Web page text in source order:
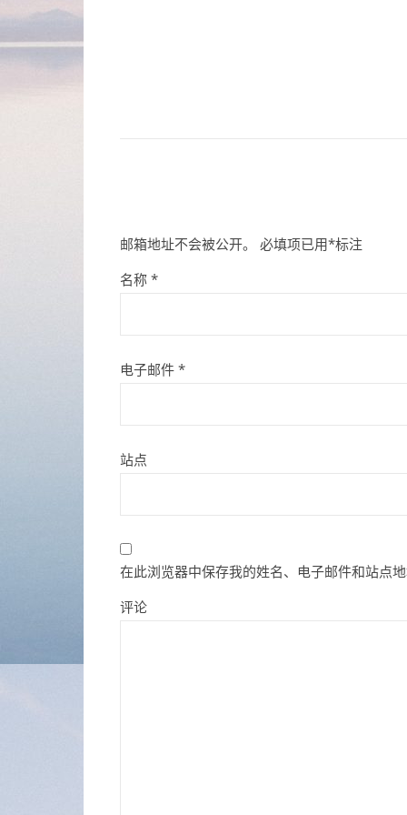
邮箱地址不会被公开。 必填项已用*标注
名称 *
电子邮件 *
站点
在此浏览器中保存我的姓名、电子邮件和站点
评论